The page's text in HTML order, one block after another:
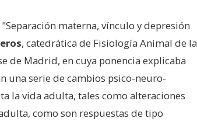
materna, vínculo y depresión
, catedrática de Fisiología Animal de la
de Madrid, en cuya ponencia explicaba
una serie de cambios psico-neuro-
la vida adulta, tales como alteraciones
como son respuestas de tipo